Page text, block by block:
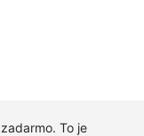
To je